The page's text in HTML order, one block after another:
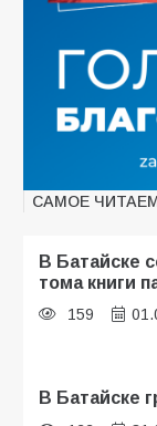
САМОЕ
В Батайске
тома книги
159
В Батайске